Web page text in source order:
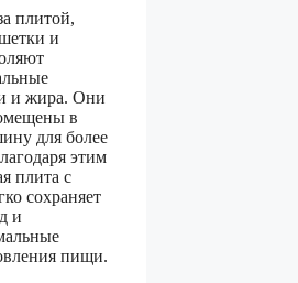
плитой,
и
и жира. Они
в
для более
этим
плита с
сохраняет
и
пищи.